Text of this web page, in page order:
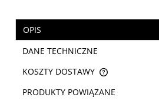
OPIS
DANE TECHNICZNE
KOSZTY DOSTAWY
CENA NIE ZAWIERA EWENTUALNYCH
PRODUKTY POWIĄZANE